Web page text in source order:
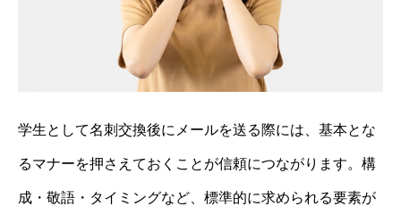
学生として名刺交換後にメールを送る際には、基本とな
るマナーを押さえておくことが信頼につながります。構
成・敬語・タイミングなど、標準的に求められる要素が